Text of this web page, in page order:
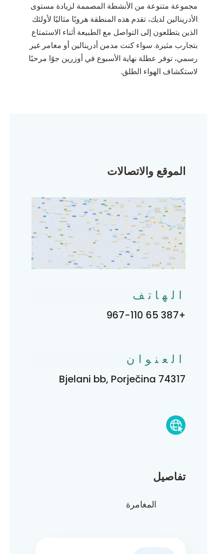
مجموعة متنوعة من الأنشطة المصممة لزيادة مستوى
الأدرينالين لديك، تقدم هذه المنطقة هروبًا مثاليًا لأولئك
الذين يتطلعون إلى التواصل مع الطبيعة أثناء الاستمتاع
بتجارب مثيرة. سواء كنت مدمن أدرينالين أو مغامر غير
رسمي، توفر عطلة نهاية الأسبوع في أوزرين جوًا مرحبًا
لاستكشاف الهواء الطلق.
تفاصيل
المغامرة
الموقع والاتصالات
الهاتف
+387 65 967-110
العنوان
Bjelani bb, Porječina 74317